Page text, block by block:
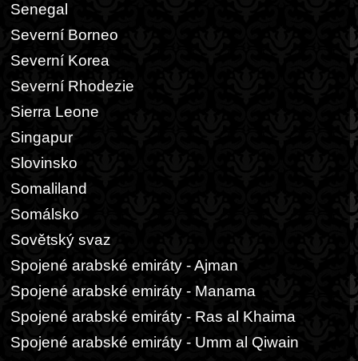
Senegal
Severní Borneo
Severní Korea
Severní Rhodezie
Sierra Leone
Singapur
Slovinsko
Somaliland
Somálsko
Sovětský svaz
Spojené arabské emiráty - Ajman
Spojené arabské emiráty - Manama
Spojené arabské emiráty - Ras al Khaima
Spojené arabské emiráty - Umm al Qiwain